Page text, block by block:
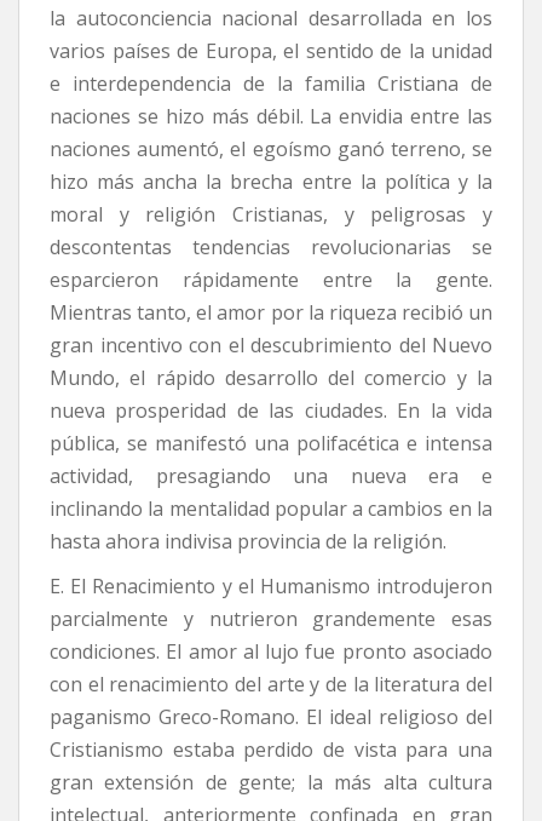
la autoconciencia nacional desarrollada en los
varios países de Europa, el sentido de la unidad
e interdependencia de la familia Cristiana de
naciones se hizo más débil. La envidia entre las
naciones aumentó, el egoísmo ganó terreno, se
hizo más ancha la brecha entre la política y la
moral y religión Cristianas, y peligrosas y
descontentas tendencias revolucionarias se
esparcieron rápidamente entre la gente.
Mientras tanto, el amor por la riqueza recibió un
gran incentivo con el descubrimiento del Nuevo
Mundo, el rápido desarrollo del comercio y la
nueva prosperidad de las ciudades. En la vida
pública, se manifestó una polifacética e intensa
actividad, presagiando una nueva era e
inclinando la mentalidad popular a cambios en la
hasta ahora indivisa provincia de la religión.
E. El Renacimiento y el Humanismo introdujeron
parcialmente y nutrieron grandemente esas
condiciones. El amor al lujo fue pronto asociado
con el renacimiento del arte y de la literatura del
paganismo Greco-Romano. El ideal religioso del
Cristianismo estaba perdido de vista para una
gran extensión de gente; la más alta cultura
intelectual, anteriormente confinada en gran